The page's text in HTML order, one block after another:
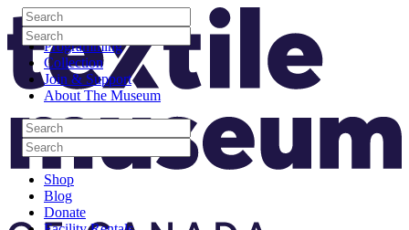
Skip to content
Visit
Programming
Collection
Join & Support
About The Museum
Search
Search
Search
Search
Shop
Blog
Donate
Search
Search
Search
Search
Site Logo